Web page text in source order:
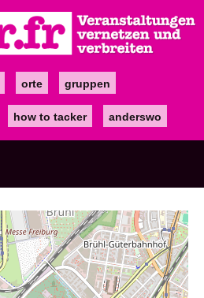
orte gruppen
how to tacker anderswo